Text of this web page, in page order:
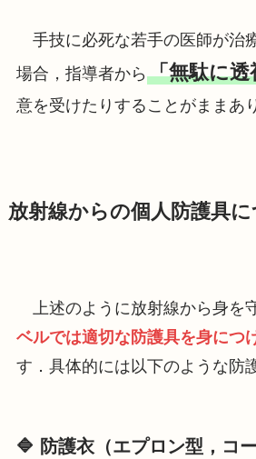
手技に必死な若手の医師が治
場合，指導者から 「無駄に
意を受けたりすることがままあ
放射線からの個人防護具に
上述のように放射線から身を
ベルでは適切な防護具を身につ
す．具体的には以下のような防
🔷 防護衣（エプロン型，コ